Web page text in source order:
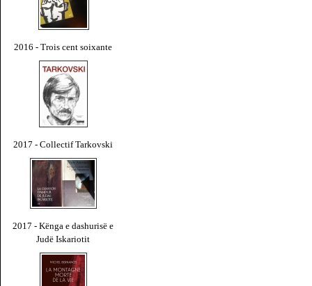
2016 - Trois cent soixante
2017 - Collectif Tarkovski
2017 - Kënga e dashurisë e
Judë Iskariotit